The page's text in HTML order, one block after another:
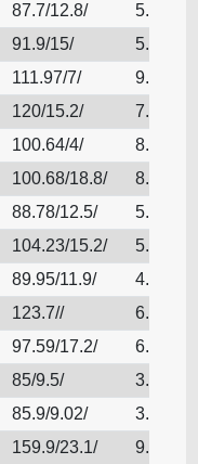
87.7/12.8/
5.5
91.9/15/
5.869
111.97/7/
9.8
120/15.2/
7.03
100.64/4/
8.814
100.68/18.8/
8.91
88.78/12.5/
5.4
104.23/15.2/
5.5
89.95/11.9/
4.94
123.7//
6.5
97.59/17.2/
6.6
85/9.5/
3.13
85.9/9.02/
3.02
159.9/23.1/
9.73